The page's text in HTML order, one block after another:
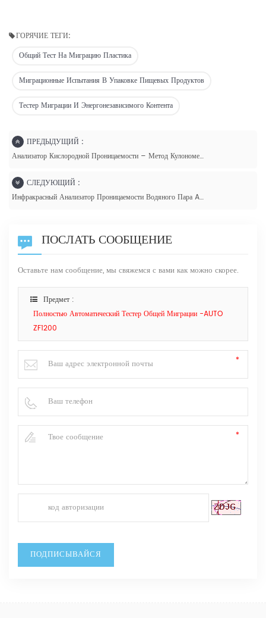
ГОРЯЧИЕ ТЕГИ:
Общий Тест На Миграцию Пластика
Миграционные Испытания В Упаковке Пищевых Продуктов
Тестер Миграции И Энергонезависимого Контента
ПРЕДЫДУЩИЙ :
Анализатор Кислородной Проницаемости – Метод Кулонометрического Датчика
СЛЕДУЮЩИЙ :
Инфракрасный Анализатор Проницаемости Водяного Пара AUTO W46/1
ПОСЛАТЬ СООБЩЕНИЕ
Оставьте нам сообщение, мы свяжемся с вами как можно скорее.
Предмет :
Полностью Автоматический Тестер Общей Миграции -AUTO
ZF1200